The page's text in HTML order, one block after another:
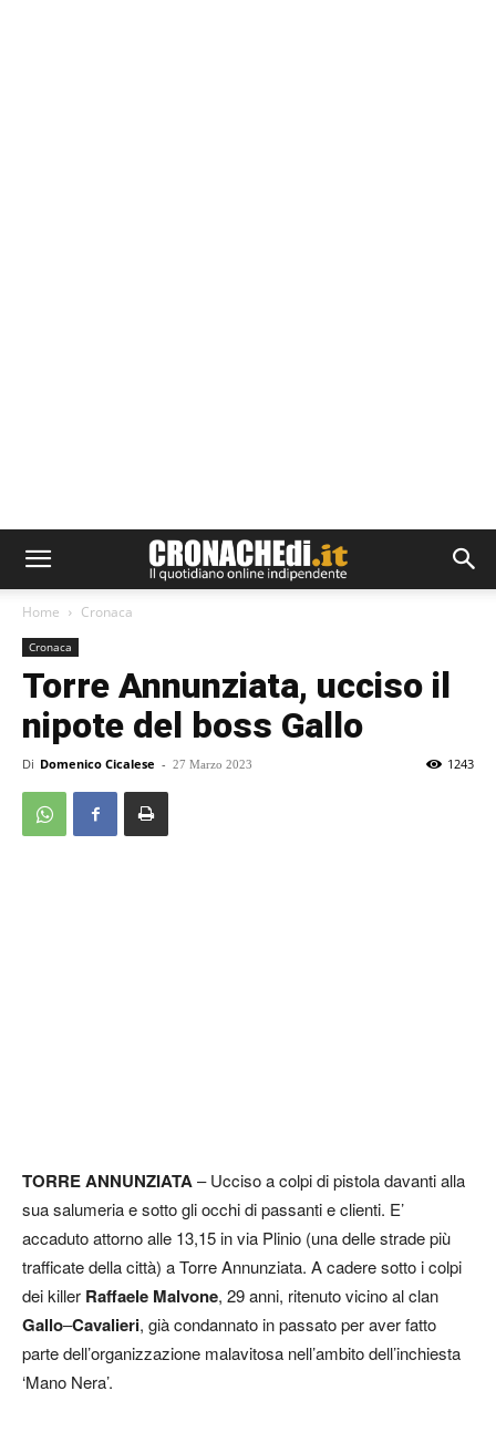
Home Cronaca
Cronaca
Torre Annunziata, ucciso il
nipote del boss Gallo
Di Domenico Cicalese - 27 Marzo 2023 1243
TORRE ANNUNZIATA– Ucciso a colpi di pistola davanti alla
sua salumeria e sotto gli occhi di passanti e clienti. E’
accaduto attorno alle 13,15 in via Plinio (una delle strade più
trafficate della città) a Torre Annunziata. A cadere sotto i colpi
dei killer Raffaele Malvone, 29 anni, ritenuto vicino al clan
Gallo–Cavalieri, già condannato in passato per aver fatto
parte dell’organizzazione malavitosa nell’ambito dell’inchiesta
‘Mano Nera’.